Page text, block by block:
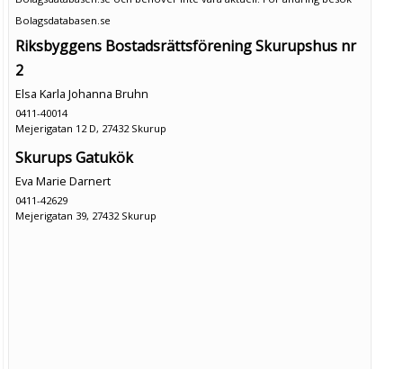
Bolagsdatabasen.se
Riksbyggens Bostadsrättsförening Skurupshus nr
2
Elsa Karla Johanna Bruhn
0411-40014
Mejerigatan 12 D, 27432 Skurup
Skurups Gatukök
Eva Marie Darnert
0411-42629
Mejerigatan 39, 27432 Skurup